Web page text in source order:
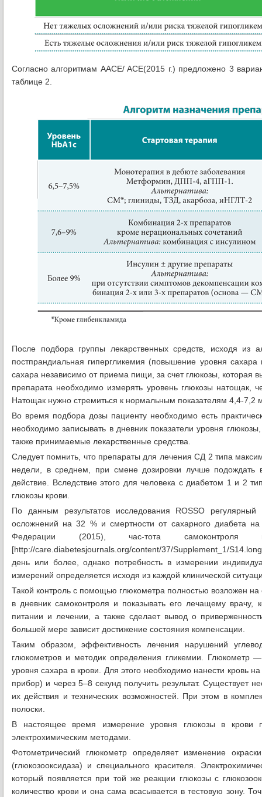
Согласно алгоритмам AACE/ ACE(2015 г.) предложено 3
таблице 2.
После подбора группы лекарственных средств, исходя из
постпрандиальная гипергликемия (повышение уровня
сахара независимо от приема пищи, за счет глюкозы,
препарата необходимо измерять уровень глюкозы
Натощак нужно стремиться к нормальным показателям 4,4-7,2
Во время подбора дозы пациенту необходимо есть
необходимо записывать в дневник показатели уровня
также принимаемые лекарственные средства.
Следует помнить, что препараты для лечения СД 2 типа
недели, в среднем, при смене дозировки лучше подождать
действие. Вследствие этого для человека с диабетом 1 и 2
глюкозы крови.
По данным результатов исследования ROSSO
осложнений на 32 % и смертности от сахарного диабета
Федерации (2015), час-тота самоконтроля
[http://care.diabetesjournals.org/content/37/Supplement_1/
день или более, однако потребность в измерении
измерений определяется исходя из каждой клинической
Такой контроль с помощью глюкометра полностью возложен
в дневник самоконтроля и показывать его лечащему
питании и лечении, а также сделает вывод о
большей мере зависит достижение состояния компенсации.
Таким образом, эффективность лечения нарушений
глюкометров и методик определения гликемии. Глюкометр
уровня сахара в крови. Для этого необходимо нанести кровь
прибор) и через 5–8 секунд получить результат. Существует
их действия и технических возможностей. При этом в
полоски.
В настоящее время измерение уровня глюкозы в крови
электрохимическим методами.
Фотометрический глюкометр определяет изменение
(глюкозооксидаза) и специального красителя.
который появляется при той же реакции глюкозы с
количество крови и она сама всасывается в тестовую зону.